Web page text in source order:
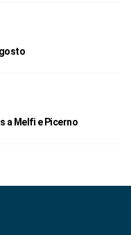
a Melfi e Picerno